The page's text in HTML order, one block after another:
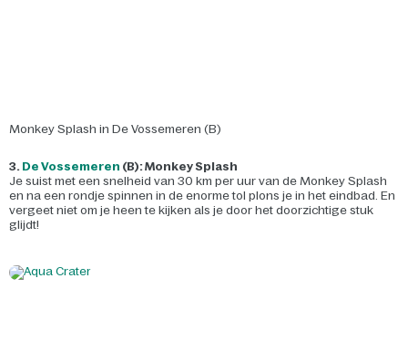
Monkey Splash in De Vossemeren (B)
3. De Vossemeren (B): Monkey Splash
Je suist met een snelheid van 30 km per uur van de Monkey Splash
en na een rondje spinnen in de enorme tol plons je in het eindbad. En
vergeet niet om je heen te kijken als je door het doorzichtige stuk
glijdt!